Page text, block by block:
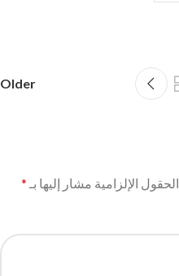
Older
الحقول الإلزامية مشار إليها بـ *